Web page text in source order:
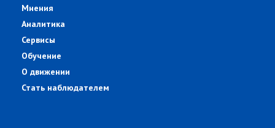
Мнения
Аналитика
Сервисы
Обучение
О движении
Стать наблюдателем